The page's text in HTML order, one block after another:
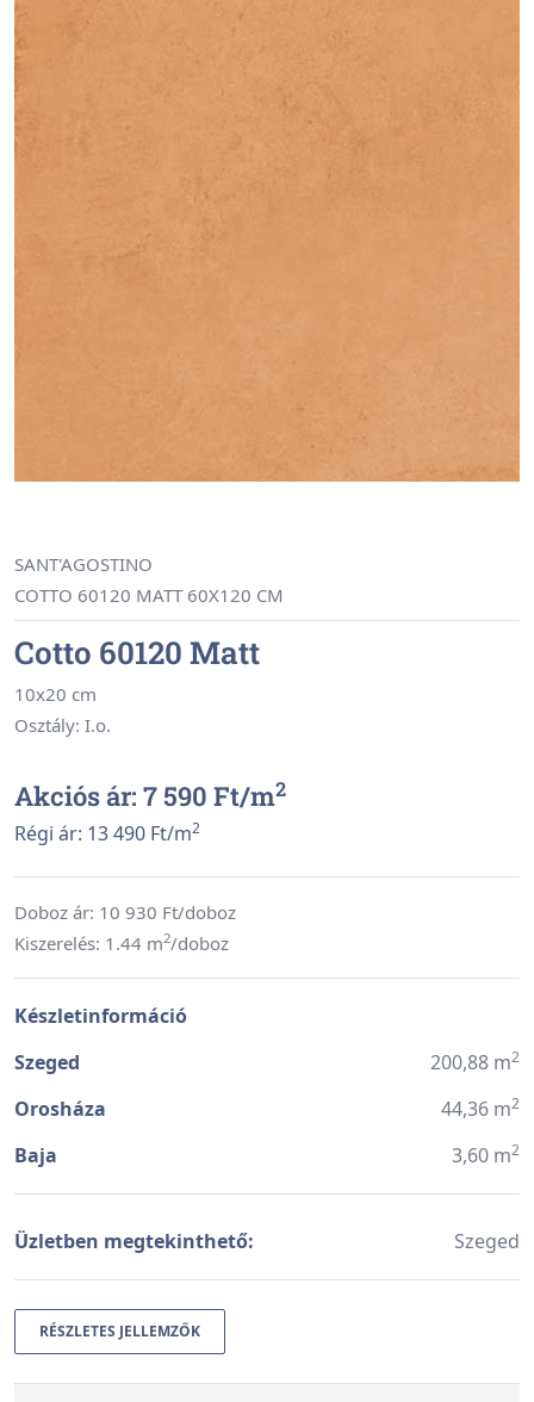
SANT'AGOSTINO
COTTO 60120 MATT 60X120 CM
Cotto 60120 Matt
10x20 cm
Osztály: I.o.
Akciós ár: 7 590 Ft/m2
Régi ár: 13 490 Ft/m2
Doboz ár: 10 930 Ft/doboz
Kiszerelés: 1.44 m2/doboz
Készletinformáció
Szeged
200,88 m2
Orosháza 44,36 m2
Baja 3,60 m2
Üzletben megtekinthető: Szeged
RÉSZLETES JELLEMZŐK